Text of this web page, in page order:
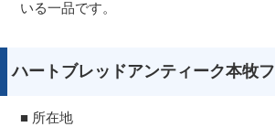
いる一品です。
ハートブレッドアンティーク本牧
■ 所在地